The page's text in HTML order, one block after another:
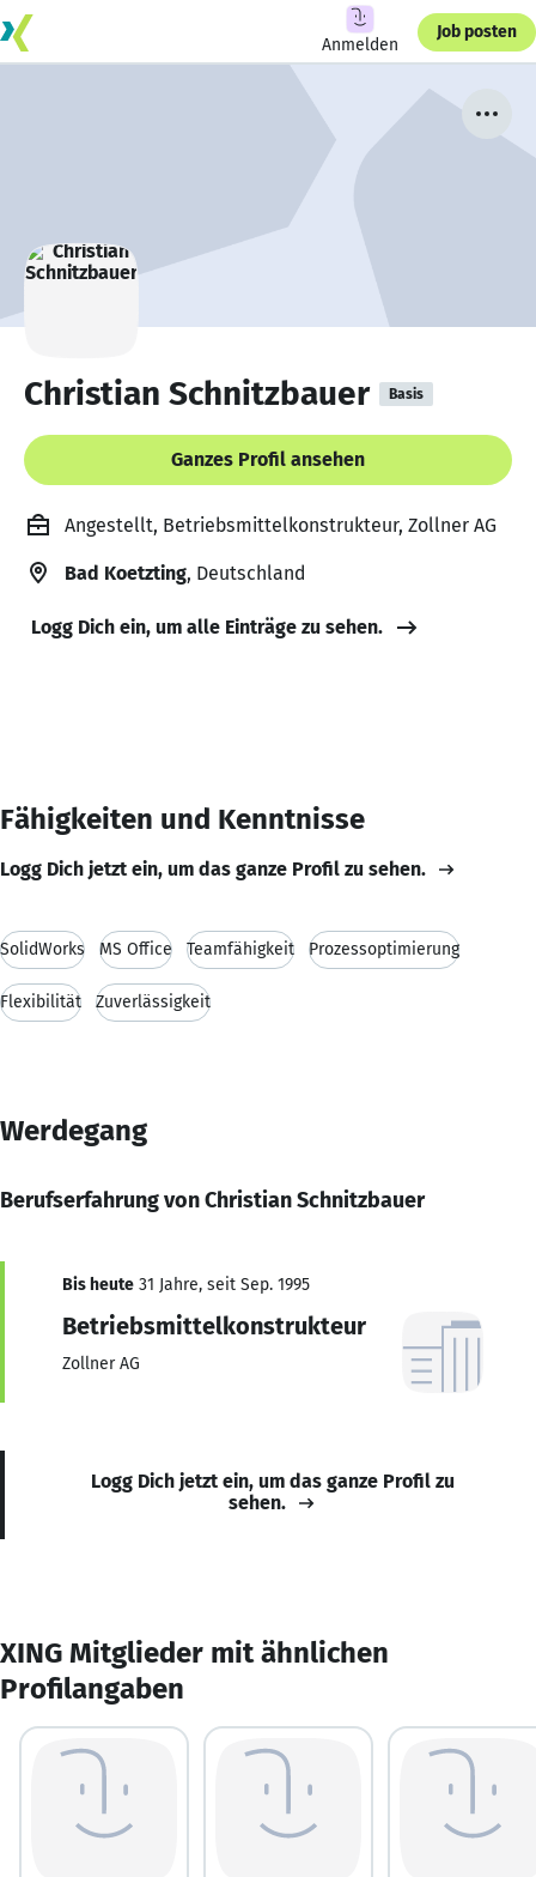
Anmelden
Job posten
Christian Schnitzbauer Basis
Ganzes Profil ansehen
Angestellt, Betriebsmittelkonstrukteur, Zollner AG
Bad Koetzting, Deutschland
Logg Dich ein, um alle Einträge zu sehen.
Fähigkeiten und Kenntnisse
Logg Dich jetzt ein, um das ganze Profil zu sehen.
SolidWorks MS Office Teamfähigkeit Prozessoptimierung
Flexibilität Zuverlässigkeit
Werdegang
Berufserfahrung von Christian Schnitzbauer
Bis heute 31 Jahre, seit Sep. 1995
Betriebsmittelkonstrukteur
Zollner AG
Logg Dich jetzt ein, um das ganze Profil zu
sehen.
XING Mitglieder mit ähnlichen
Profilangaben